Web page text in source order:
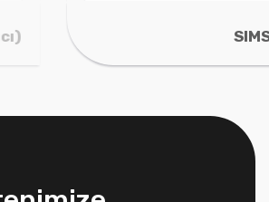
SIMSCAN Gen 2 (42 - 30)